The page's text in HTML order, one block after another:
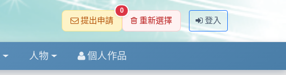
提出申請
0
重新選擇 登入
人物 個人作品